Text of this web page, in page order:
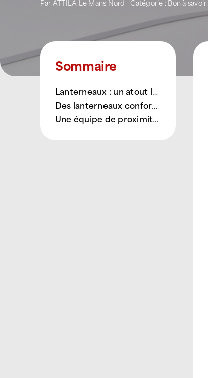
ParATTILA Le Mans Nord Catégorie : Bon à savoir
Sommaire
Lanterneaux : un atout lumineux et sécuritaire pour votre bâtiment
Des lanterneaux conformes aux normes
Une équipe de proximité au service des pros